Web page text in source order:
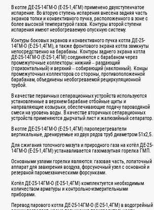
В котле ДЕ-25-14ГМ-О (Е-25-1,4ГМ) применено двухступенчатое
испарение. Во вторую ступень испарения внесена задняя часть
экранов топки и конвективного пучка, расположенного в зоне с
более высокой температурой газов. Контуры второй ступени
испарения имеют необогреваемую опускную систему.
Контуры боковых экранов и конвективного пучка котла ДЕ-25-
14ГМ-О (Е-25-1,4ГМ), а также фронтового экрана котла замкнуты
непосредственно на барабаны. Контуры заднего экрана котла
ДЕ-25-14ГМ-О (Е-25-1,4ГМ) соединяются с барабаном через
промежуточные коллекторы: нижний – раздающий
(горизонтальный) и верхний – собирающий (наклонный). Концы
промежуточных коллекторов со стороны, противоположенной
барабанам, объединены необогреваемой рециркуляционной
трубой.
В качестве первичных сепарационных устройств используются
установленные в верхнем барабане отбойные щиты и
направляющие козырьки, обеспечивающие подачу пароводяной
смеси на уровень воды. В качестве вторичных сепарационных
устройств применяются дырчатый лист и жалюзийный сепаратор.
В котле ДЕ-25-14ГМ-О (Е-25-1,4ГМ) пароперегреватели
вертикальные, дренируемые из двух рядов труб диаметром 51х2,5.
Для сжигания топочного мазута и природного газа на котёл ДЕ-25-
14ГМ-О (Е-25-1,4ГМ) устанавливается газомазутная горелка ГМП.
Основными узлами горелки являются: газовая часть, лопаточный
аппарат для завихрения воздуха, форсуночный узел с основной и
резервной паромеханическими форсунками.
Котёл ДЕ-25-14ГМ-О (Е-25-1,4ГМ) комплектуется необходимым
количеством арматуры и контрольно-измерительными
приборами.
Перевод парового котла ДЕ-25-14ГМ-О (Е-25-1,4ГМ) в водогрейный